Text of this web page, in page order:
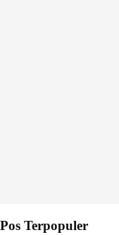
Pos Terpopuler